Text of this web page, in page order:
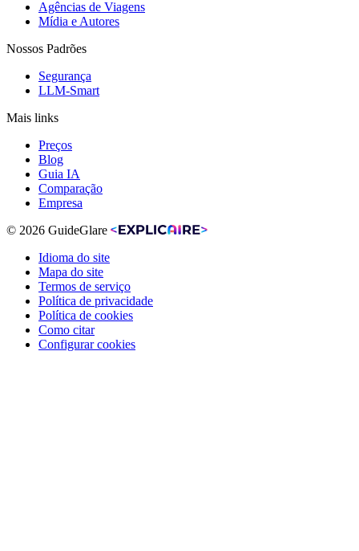
Agências de Viagens
Mídia e Autores
Nossos Padrões
Segurança
LLM-Smart
Mais links
Preços
Blog
Guia IA
Comparação
Empresa
© 2026 GuideGlare
Idioma do site
Mapa do site
Termos de serviço
Política de privacidade
Política de cookies
Como citar
Configurar cookies